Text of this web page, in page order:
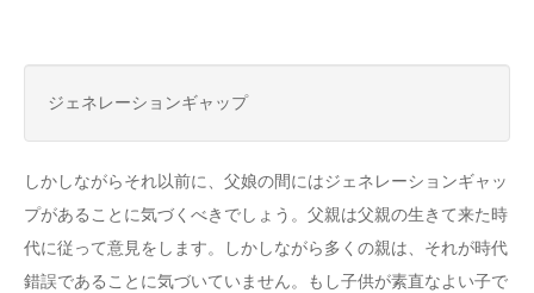
ジェネレーションギャップ
しかしながらそれ以前に、父娘の間にはジェネレーションギャッ
プがあることに気づくべきでしょう。父親は父親の生きて来た時
代に従って意見をします。しかしながら多くの親は、それが時代
錯誤であることに気づいていません。もし子供が素直なよい子で